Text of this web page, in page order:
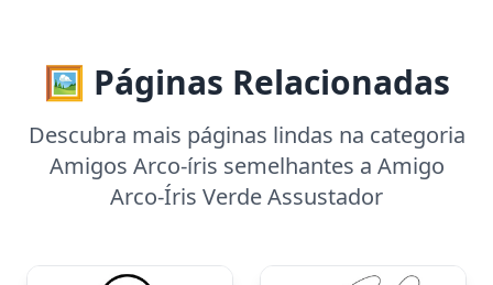
🖼️ Páginas Relacionadas
Descubra mais páginas lindas na categoria
Amigos Arco-íris semelhantes a Amigo
Arco-Íris Verde Assustador